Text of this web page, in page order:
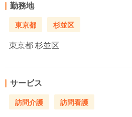
勤務地
東京都 杉並区
東京都 杉並区
サービス
訪問介護 訪問看護